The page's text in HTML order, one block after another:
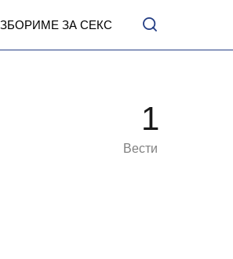
ЗА СЕКС
1
Вести